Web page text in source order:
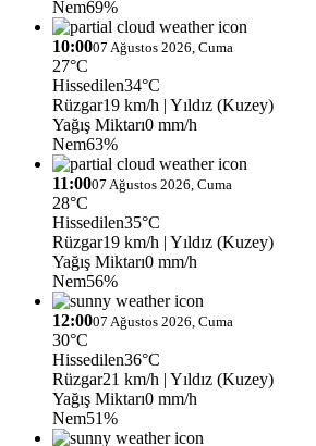
Nem69%
10:0007 Ağustos 2026, Cuma
27°C
Hissedilen34°C
Rüzgar19 km/h | Yıldız (Kuzey)
Yağış Miktarı0 mm/h
Nem63%
11:0007 Ağustos 2026, Cuma
28°C
Hissedilen35°C
Rüzgar19 km/h | Yıldız (Kuzey)
Yağış Miktarı0 mm/h
Nem56%
12:0007 Ağustos 2026, Cuma
30°C
Hissedilen36°C
Rüzgar21 km/h | Yıldız (Kuzey)
Yağış Miktarı0 mm/h
Nem51%